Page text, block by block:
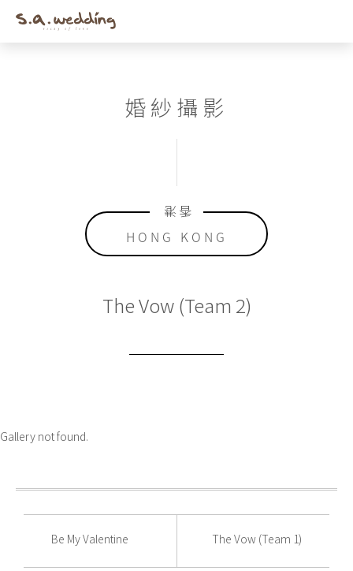
Skip
婚紗攝影
香港
HONG KONG
The Vow (Team 2)
Gallery not found.
Be My Valentine The Vow (Team 1)